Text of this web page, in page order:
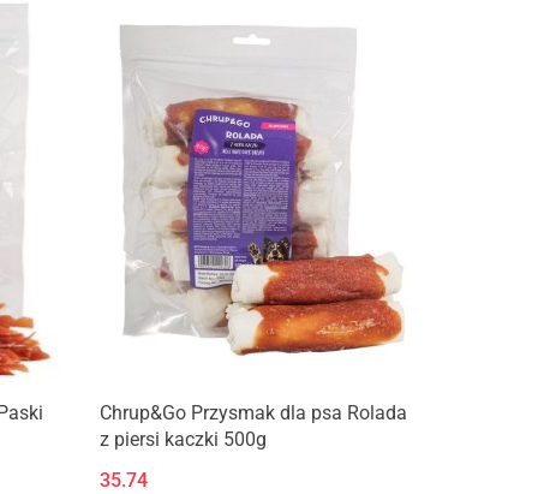
Chrup&Go Przysmak dla psa Rolada
z piersi kaczki 500g
35.74